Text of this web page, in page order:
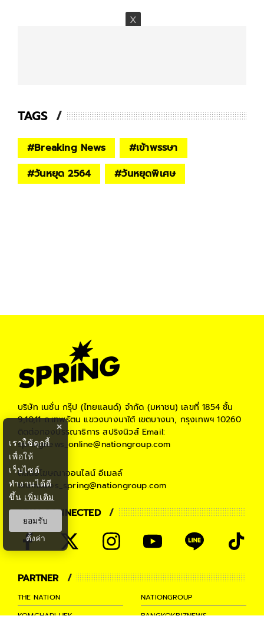
TAGS
#Breaking News #เข้าพรรษา
#วันหยุด 2564 #วันหยุดพิเศษ
บริษัท เนชั่น กรุ๊ป (ไทยแลนด์) จำกัด (มหาชน) เลขที่ 1854 ชั้น
9,10,11 ถ.เทพรัตน แขวงบางนาใต้ เขตบางนา, กรุงเทพฯ 10260
ติดต่อกองบรรณาธิการ สปริงนิวส์Email:
springnews_online@nationgroup.com
ติดต่อโฆษณาออนไลน์ อีเมลล์
teamsales_spring@nationgroup.com
STAY CONNECTED
PARTNER
THE NATION
NATIONGROUP
KOMCHADLUEK
BANGKOKBIZNEWS
×
เราใช้คุกกี้
เพื่อให้
เว็บไซต์
ทำงานได้ดี
ขึ้น เพิ่มเติม
ยอมรับ
ตั้งค่า